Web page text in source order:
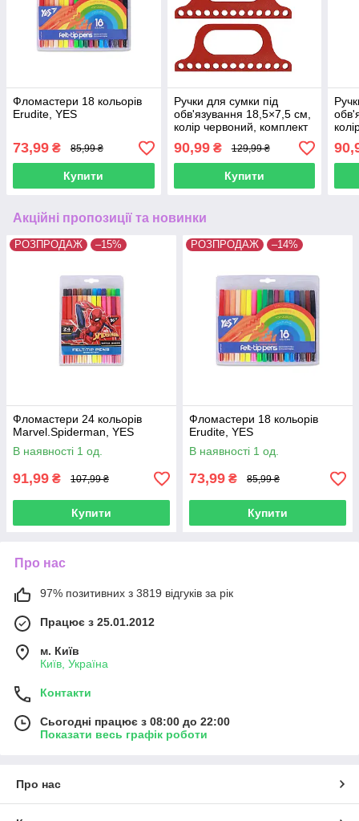
Фломастери 18 кольорів
Erudite, YES
73,99 ₴ 85,99 ₴
Купити
Ручки для сумки під
обв'язування 18,5×7,5 см,
колір червоний, комплект
90,99₴ 129,99 ₴
Купити
Акційні пропозиції та новинки
РОЗПРОДАЖ –15%
Фломастери 24 кольорів
Marvel.Spiderman, YES
В наявності 1 од.
91,99 ₴ 107,99 ₴
Купити
РОЗПРОДАЖ –14%
Фломастери 18 кольорів
Erudite, YES
В наявності 1 од.
73,99 ₴ 85,99 ₴
Купити
Про нас
97% позитивних з 3819 відгуків за рік
Працює з 25.01.2012
м. Київ
Київ, Україна
Контакти
Сьогодні працює з 08:00 до 22:00
Показати весь графік роботи
Про нас